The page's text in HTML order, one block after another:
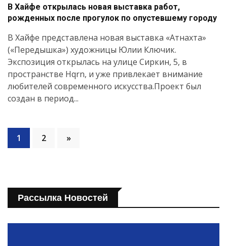
В Хайфе открылась новая выставка работ,
рожденных после прогулок по опустевшему городу
В Хайфе представлена новая выставка «Атнахта»
(«Передышка») художницы Юлии Ключик.
Экспозиция открылась на улице Сиркин, 5, в
пространстве Hqrn, и уже привлекает внимание
любителей современного искусства.Проект был
создан в период...
1 2 »
Рассылка Новостей